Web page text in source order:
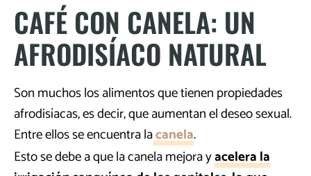
CAFÉ CON CANELA: UN
AFRODISÍACO NATURAL
Son muchos los alimentos que tienen propiedades
afrodisíacas, es decir, que aumentan el deseo sexual.
Entre ellos se encuentra lacanela.
Esto se debe a que la canela mejora yacelera la